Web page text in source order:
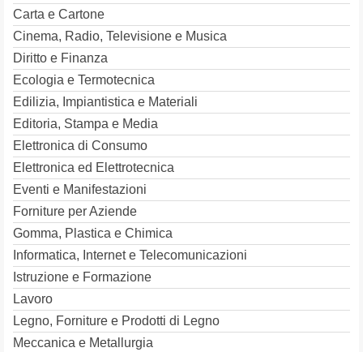
Carta e Cartone
Cinema, Radio, Televisione e Musica
Diritto e Finanza
Ecologia e Termotecnica
Edilizia, Impiantistica e Materiali
Editoria, Stampa e Media
Elettronica di Consumo
Elettronica ed Elettrotecnica
Eventi e Manifestazioni
Forniture per Aziende
Gomma, Plastica e Chimica
Informatica, Internet e Telecomunicazioni
Istruzione e Formazione
Lavoro
Legno, Forniture e Prodotti di Legno
Meccanica e Metallurgia